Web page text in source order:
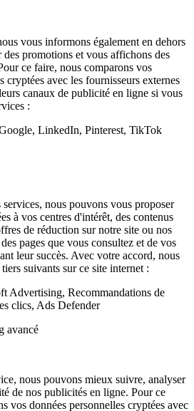
vous informons également en dehors
des promotions et vous affichons des
ce faire, nous comparons vos
cryptées avec les fournisseurs externes
canaux de publicité en ligne si vous
:
LinkedIn, Pinterest, TikTok
services, nous pouvons vous proposer
à vos centres d'intérêt, des contenus
de réduction sur notre site ou nos
pages que vous consultez et de vos
leur succès. Avec votre accord, nous
suivants sur ce site internet :
Advertising, Recommandations de
clics, Ads Defender
avancé
nous pouvons mieux suivre, analyser
de nos publicités en ligne. Pour ce
vos données personnelles cryptées avec